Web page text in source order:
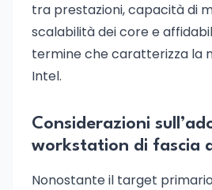
tra prestazioni, capacità di
scalabilità dei core e
termine che caratterizza la
Intel.
Considerazioni
workstation di fascia
Nonostante il target